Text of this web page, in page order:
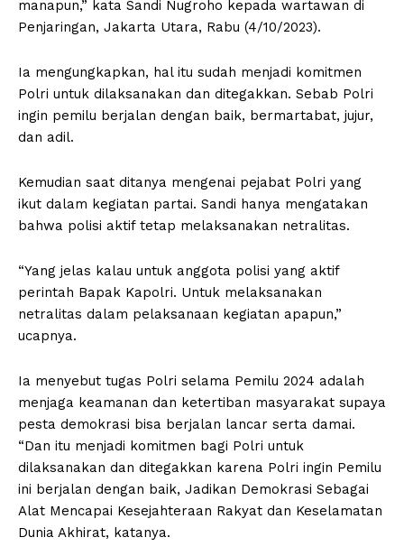
manapun,” kata Sandi Nugroho kepada wartawan di
Penjaringan, Jakarta Utara, Rabu (4/10/2023).
Ia mengungkapkan, hal itu sudah menjadi komitmen
Polri untuk dilaksanakan dan ditegakkan. Sebab Polri
ingin pemilu berjalan dengan baik, bermartabat, jujur,
dan adil.
Kemudian saat ditanya mengenai pejabat Polri yang
ikut dalam kegiatan partai. Sandi hanya mengatakan
bahwa polisi aktif tetap melaksanakan netralitas.
“Yang jelas kalau untuk anggota polisi yang aktif
perintah Bapak Kapolri. Untuk melaksanakan
netralitas dalam pelaksanaan kegiatan apapun,”
ucapnya.
Ia menyebut tugas Polri selama Pemilu 2024 adalah
menjaga keamanan dan ketertiban masyarakat supaya
pesta demokrasi bisa berjalan lancar serta damai.
“Dan itu menjadi komitmen bagi Polri untuk
dilaksanakan dan ditegakkan karena Polri ingin Pemilu
ini berjalan dengan baik, Jadikan Demokrasi Sebagai
Alat Mencapai Kesejahteraan Rakyat dan Keselamatan
Dunia Akhirat, katanya.